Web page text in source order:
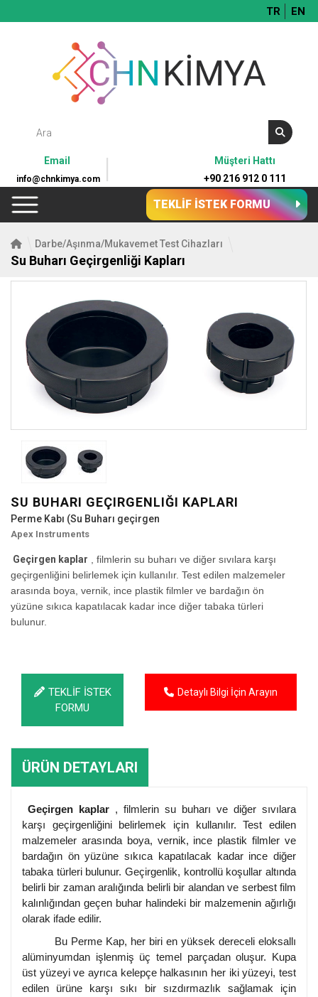
TR EN
Müşteri Hattı
+90 216 912 0 111
Email
info@chnkimya.com
TEKLİF İSTEK FORMU
Darbe/Aşınma/Mukavemet Test Cihazları
Su Buharı Geçirgenliği Kapları
SU BUHARI GEÇIRGENLIĞI KAPLARI
Perme Kabı (Su Buharı geçirgen
Apex Instruments
Geçirgen kaplar , filmlerin su buharı ve diğer sıvılara karşı
geçirgenliğini belirlemek için kullanılır. Test edilen malzemeler
arasında boya, vernik, ince plastik filmler ve bardağın ön
yüzüne sıkıca kapatılacak kadar ince diğer tabaka türleri
bulunur.
TEKLİF İSTEK
FORMU
Detaylı Bilgi İçin Arayın
ÜRÜN DETAYLARI
Geçirgen kaplar , filmlerin su buharı ve diğer sıvılara
karşı geçirgenliğini belirlemek için kullanılır. Test edilen
malzemeler arasında boya, vernik, ince plastik filmler ve
bardağın ön yüzüne sıkıca kapatılacak kadar ince diğer
tabaka türleri bulunur. Geçirgenlik, kontrollü koşullar altında
belirli bir zaman aralığında belirli bir alandan ve serbest film
kalınlığından geçen buhar halindeki bir malzemenin ağırlığı
olarak ifade edilir.
Bu Perme Kap, her biri en yüksek dereceli eloksallı
alüminyumdan işlenmiş üç temel parçadan oluşur. Kupa
üst yüzeyi ve ayrıca kelepçe halkasının her iki yüzeyi, test
edilen ürüne karşı sıkı bir sızdırmazlık sağlamak için